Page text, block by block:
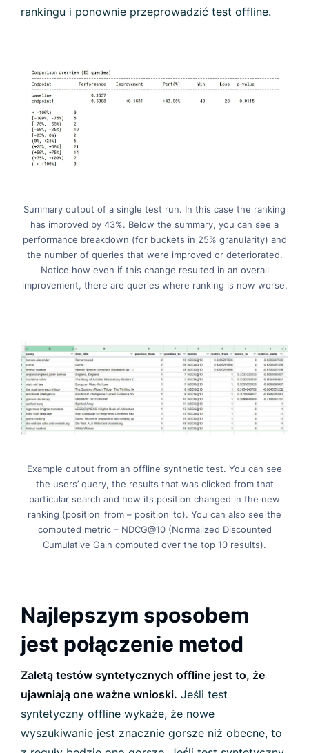
rankingu i ponownie przeprowadzić test offline.
Summary output of a single test run. In this case the ranking
has improved by 43%. Below the summary, you can see a
performance breakdown (for buckets in 25% granularity) and
the number of queries that were improved or deteriorated.
Notice how even if this change resulted in an overall
improvement, there are queries where ranking is now worse.
Example output from an offline synthetic test. You can see
the users’ query, the results that was clicked from that
particular search and how its position changed in the new
ranking (position_from – position_to). You can also see the
computed metric – NDCG@10 (Normalized Discounted
Cumulative Gain computed over the top 10 results).
Najlepszym sposobem
jest połączenie metod
Zaletą testów syntetycznych offline jest to, że
ujawniają one ważne wnioski. Jeśli test
syntetyczny offline wykaże, że nowe
wyszukiwanie jest znacznie gorsze niż obecne, to